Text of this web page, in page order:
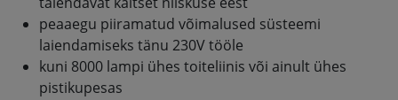
peaaegu piiramatud võimalused süsteemi
laiendamiseks tänu 230V tööle
kuni 8000 lampi ühes toiteliinis või ainult ühes
pistikupesas